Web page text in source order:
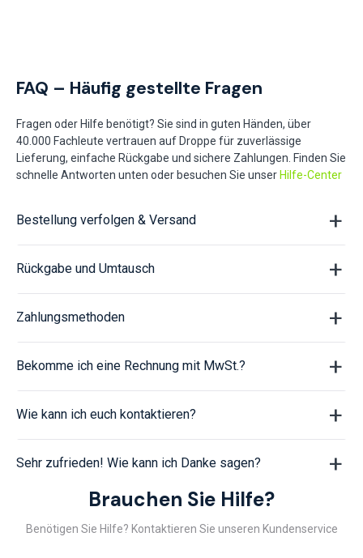
FAQ – Häufig gestellte Fragen
Fragen oder Hilfe benötigt? Sie sind in guten Händen, über
40.000 Fachleute vertrauen auf Droppe für zuverlässige
Lieferung, einfache Rückgabe und sichere Zahlungen. Finden Sie
schnelle Antworten unten oder besuchen Sie unser Hilfe-Center
Bestellung verfolgen & Versand
Rückgabe und Umtausch
Zahlungsmethoden
Bekomme ich eine Rechnung mit MwSt.?
Wie kann ich euch kontaktieren?
Sehr zufrieden! Wie kann ich Danke sagen?
Brauchen Sie Hilfe?
Benötigen Sie Hilfe? Kontaktieren Sie unseren Kundenservice